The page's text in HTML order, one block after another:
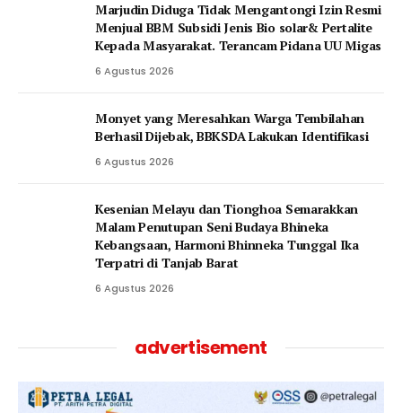
Marjudin Diduga Tidak Mengantongi Izin Resmi
Menjual BBM Subsidi Jenis Bio solar& Pertalite
Kepada Masyarakat. Terancam Pidana UU Migas
6 Agustus 2026
Monyet yang Meresahkan Warga Tembilahan
Berhasil Dijebak, BBKSDA Lakukan Identifikasi
6 Agustus 2026
Kesenian Melayu dan Tionghoa Semarakkan
Malam Penutupan Seni Budaya Bhineka
Kebangsaan, Harmoni Bhinneka Tunggal Ika
Terpatri di Tanjab Barat
6 Agustus 2026
advertisement